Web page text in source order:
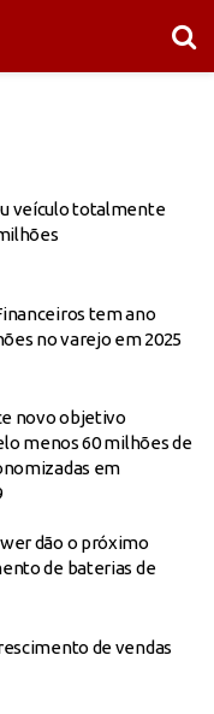
veículo totalmente
tem ano
no varejo em 2025
novo objetivo
menos 60 milhões de
em
dão o próximo
de baterias de
de vendas